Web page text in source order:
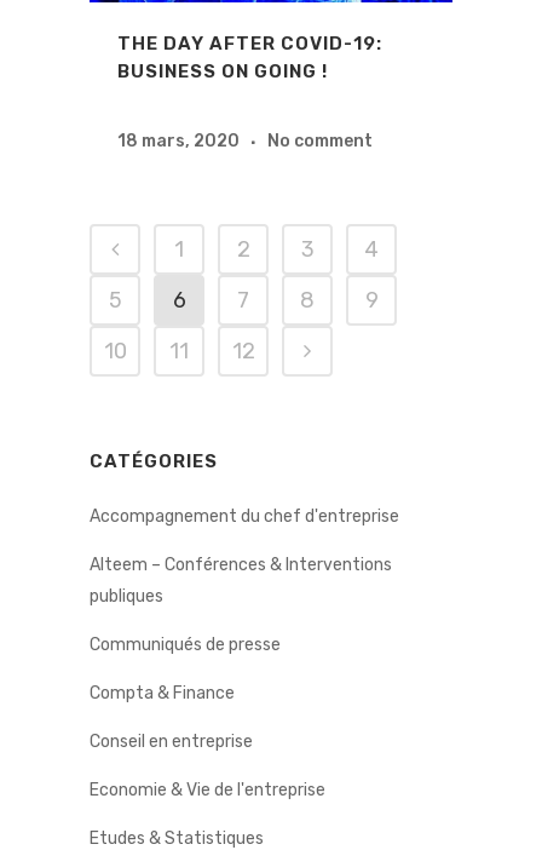
THE DAY AFTER COVID-19:
BUSINESS ON GOING !
18 mars, 2020 No comment
1 2 3
4
5
6 7 8
9
10
11 12
CATÉGORIES
Accompagnement du chef d'entreprise
Alteem – Conférences & Interventions
publiques
Communiqués de presse
Compta & Finance
Conseil en entreprise
Economie & Vie de l'entreprise
Etudes & Statistiques